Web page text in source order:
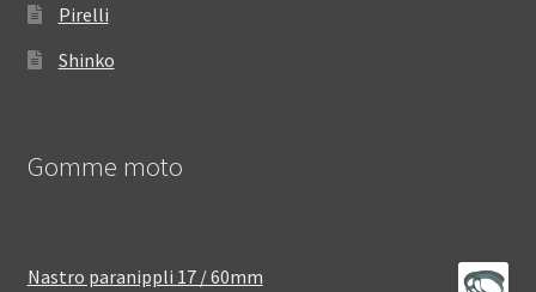
Pirelli
Shinko
Gomme moto
Nastro paranippli 17 / 60mm